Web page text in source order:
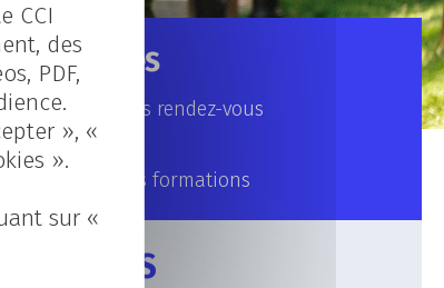
Rubriques
Nos prochains rendez-vous
La vie au CFA
Focus sur nos formations
ARTICLES
CCI
des
PDF,
», «
».
sur «